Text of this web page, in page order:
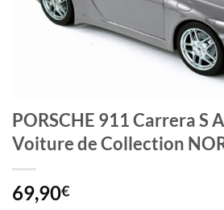
PORSCHE 911 Carrera S
Voiture de Collection
69,90€